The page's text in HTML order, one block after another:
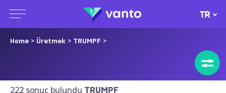
TR
Home > Üretmek > TRUMPF >
222 sonuç bulundu TRUMPF